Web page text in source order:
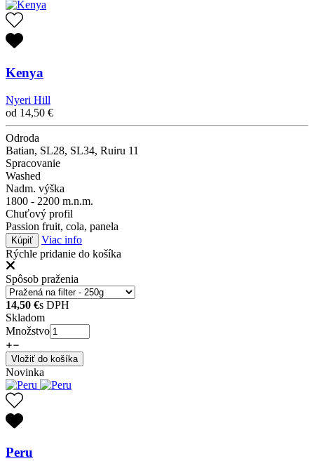
Kenya
Nyeri Hill
od 14,50 €
Odroda
Batian, SL28, SL34, Ruiru 11
Spracovanie
Washed
Nadm. výška
1800 - 2200 m.n.m.
Chuťový profil
Passion fruit, cola, panela
Kúpiť
Viac info
Rýchle pridanie do košíka
Spôsob praženia
14,50 €s DPH
Skladom
Množstvo
Vložiť do košíka
Novinka
Peru